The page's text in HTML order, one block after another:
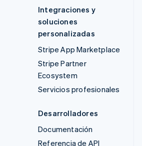
Integraciones y
soluciones
personalizadas
Stripe App Marketplace
Stripe Partner
Ecosystem
Servicios profesionales
Desarrolladores
Documentación
Referencia de API